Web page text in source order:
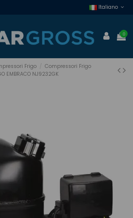
Italiano
0
Frigo
Compressori Frigo
EMBRACO NJ9232GK